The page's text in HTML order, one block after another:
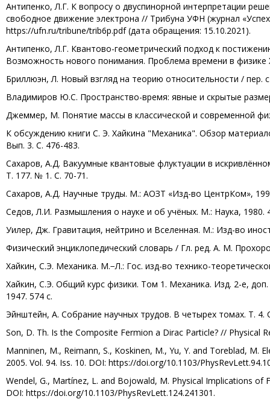
Антипенко, Л.Г. К вопросу о двуспинорной интерпретации
свободное движение электрона // Трибуна УФН (журнал
https://ufn.ru/tribune/trib6p.pdf (дата обращения: 15.10.2021).
Антипенко, Л.Г. Квантово-геометрический подход к
Возможность нового понимания. Проблема времени в
Бриллюэн, Л. Новый взгляд на теорию относительности / пер.
Владимиров Ю.С. Пространство-время: явные и скрытые
Джеммер, М. Понятие массы в классической и современной
К обсуждению книги С. Э. Хайкина "Механика". Обзор
Вып. 3. С. 476-483.
Сахаров, А.Д. Вакуумные квантовые флуктуации в
Т. 177. № 1. С. 70-71.
Сахаров, А.Д. Научные труды. М.: АОЗТ «Изд-во ЦентрКом»,
Седов, Л.И. Размышления о науке и об учёных. М.: Наука, 1980.
Уилер, Дж. Гравитация, нейтрино и Вселенная. М.: Изд-во
Физический энциклопедический словарь / Гл. ред. А. М.
Хайкин, С.Э. Механика. М.−Л.: Гос. изд-во технико-
Хайкин, С.Э. Общий курс физики. Том 1. Механика. Изд. 2-е,
1947. 574 с.
Эйнштейн, А. Собрание научных трудов. В четырех томах. Т.
Son, D. Th. Is the Composite Fermion a Dirac Particle? // Physical
Manninen, M., Reimann, S., Koskinen, M., Yu, Y. and Toreblad,
2005. Vol. 94. Iss. 10. DOI: https://doi.org/10.1103/
Wendel, G., Martínez, L. and Bojowald, M. Physical Implications of
DOI: https://doi.org/10.1103/PhysRevLett.124.241301.